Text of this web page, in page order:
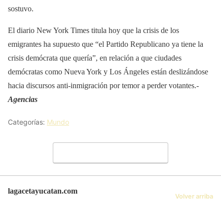
sostuvo.
El diario New York Times titula hoy que la crisis de los
emigrantes ha supuesto que “el Partido Republicano ya tiene la
crisis demócrata que quería”, en relación a que ciudades
demócratas como Nueva York y Los Ángeles están deslizándose
hacia discursos anti-inmigración por temor a perder votantes.-
Agencias
Categorías: Mundo
lagacetayucatan.com
Volver arriba